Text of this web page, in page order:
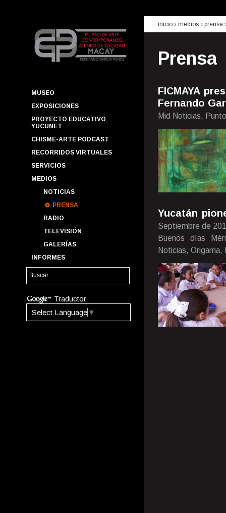
MUSEO
EXPOSICIONES
PROYECTO EDUCATIVO
YUCUNET
CHISME-ARTE PODCAST
RECORRIDOS VIRTUALES
SERVICIOS
MEDIOS
NOTICIAS
PRENSA
RADIO
TELEVISIÓN
GALERÍAS
INFORMES
Traductor
Select Language ▼
inicio › medios › prensa
Prensa
FICMAYA
Fernando
Mid Noticias,
Yucatán
Septiembre de
Buenos días
Noticias,